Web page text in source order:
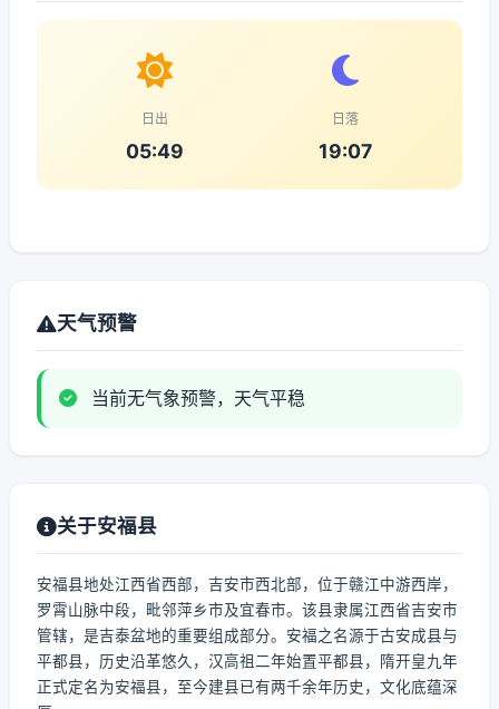
日出
05:49
日落
19:07
天气预警
当前无气象预警，天气平稳
关于安福县
安福县地处江西省西部，吉安市西北部，位于赣江中游西岸，
罗霄山脉中段，毗邻萍乡市及宜春市。该县隶属江西省吉安市
管辖，是吉泰盆地的重要组成部分。安福之名源于古安成县与
平都县，历史沿革悠久，汉高祖二年始置平都县，隋开皇九年
正式定名为安福县，至今建县已有两千余年历史，文化底蕴深